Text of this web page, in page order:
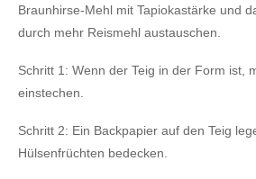
Braunhirse-Mehl mit Tapiokastärke und
durch mehr Reismehl austauschen.
Schritt 1: Wenn der Teig in der Form ist,
einstechen.
Schritt 2: Ein Backpapier auf den Teig
Hülsenfrüchten bedecken.